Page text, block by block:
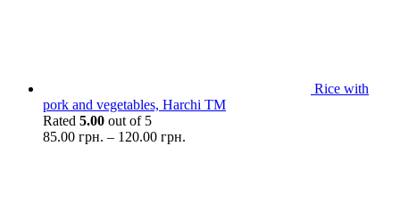
Rice with
pork and vegetables, Harchi TM
Rated 5.00 out of 5
85.00 грн. – 120.00 грн.